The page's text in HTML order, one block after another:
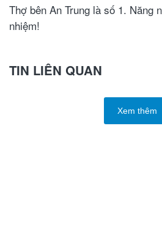
Thợ bên An Trung là số 1. Năng
nhiệm!
TIN LIÊN QUAN
Xem thêm